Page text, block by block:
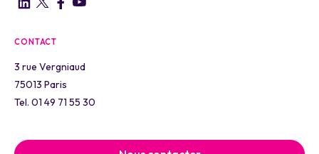
CONTACT
3 rue Vergniaud
75013 Paris
Tel. 01 49 71 55 30